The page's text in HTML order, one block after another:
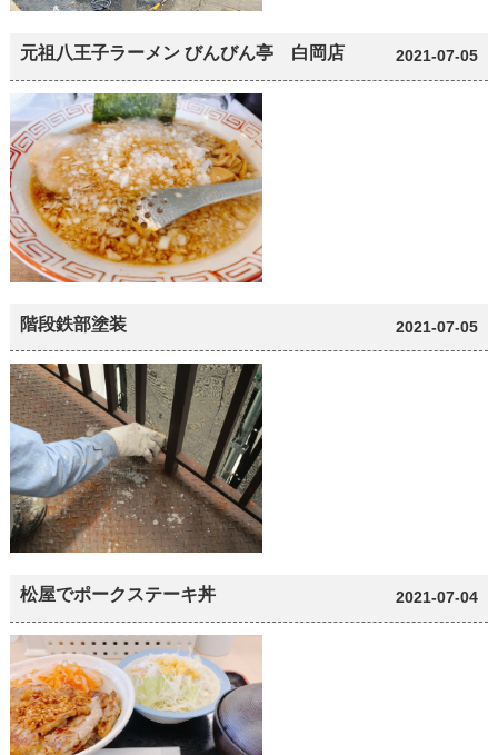
元祖八王子ラーメン びんびん亭 白岡店 2021-07-05
階段鉄部塗装 2021-07-05
松屋でポークステーキ丼 2021-07-04